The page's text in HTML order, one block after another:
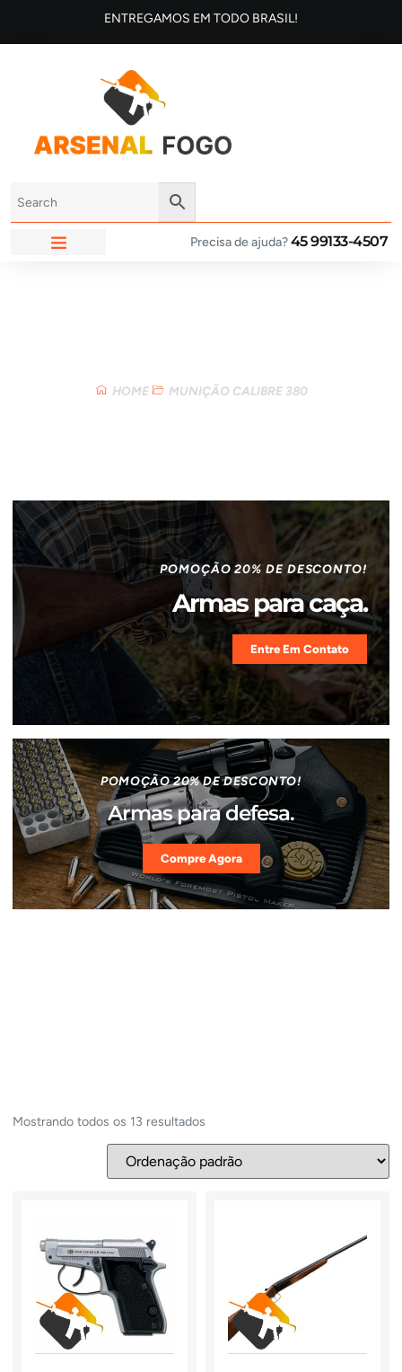
ENTREGAMOS EM TODO BRASIL!
Precisa de ajuda?45 99133-4507
HOME MUNIÇÃO CALIBRE 380
POMOÇÃO 20% DE DESCONTO!
Armas para caça.
Entre Em Contato
POMOÇÃO 20% DE DESCONTO!
Armas para defesa.
Compre Agora
Mostrando todos os 13 resultados